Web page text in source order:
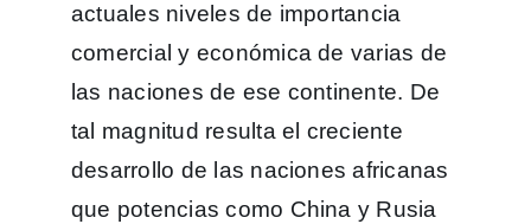
actuales niveles de importancia
comercial y económica de varias de
las naciones de ese continente. De
tal magnitud resulta el creciente
desarrollo de las naciones africanas
que potencias como China y Rusia